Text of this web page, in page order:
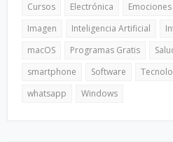
Cursos
Electrónica Emociones
Imagen
Inteligencia Artificial
macOS
Programas Gratis
smartphone
Software
whatsapp
Windows